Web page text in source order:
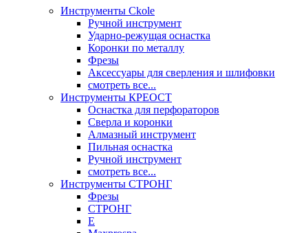
Инструменты Ckole
Ручной инструмент
Ударно‑режущая оснастка
Коронки по металлу
Фрезы
Аксессуары для сверления и шлифовки
смотреть все...
Инструменты КРЕОСТ
Оснастка для перфораторов
Сверла и коронки
Алмазный инструмент
Пильная оснастка
Ручной инструмент
смотреть все...
Инструменты СТРОНГ
Фрезы
СТРОНГ
Е